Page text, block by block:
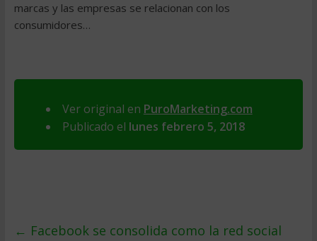
marcas y las empresas se relacionan con los
consumidores…
Ver original en PuroMarketing.com
Publicado el lunes febrero 5, 2018
← Facebook se consolida como la red social